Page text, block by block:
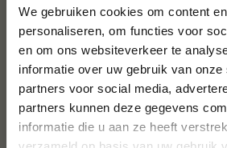
We gebruiken cookies om content
personaliseren, om functies voor
en om ons websiteverkeer te
informatie over uw gebruik van onze
partners voor social media,
partners kunnen deze gegevens
informatie die u aan ze heeft
een mailtje naar:info@bbquality.nl.
Recepten
Ingrediënten
Veelgestelde vragen
Productbeoordelingen
10% korting op je
eerste bestelling*
Schrijf je in voor onze nieuwsbrief
10% korting op jouw eerste